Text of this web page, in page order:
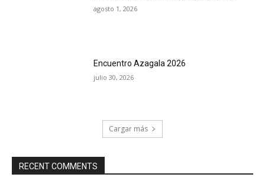
agosto 1, 2026
Encuentro Azagala 2026
julio 30, 2026
Cargar más
RECENT COMMENTS